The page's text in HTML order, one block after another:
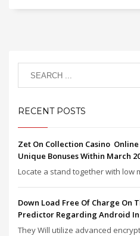
RECENT POSTS
Zet On Collection Casino
Unique Bonuses Within March
Locate a stand together with low
Down Load Free Of Charge On
Predictor Regarding Android
They Will utilize advanced